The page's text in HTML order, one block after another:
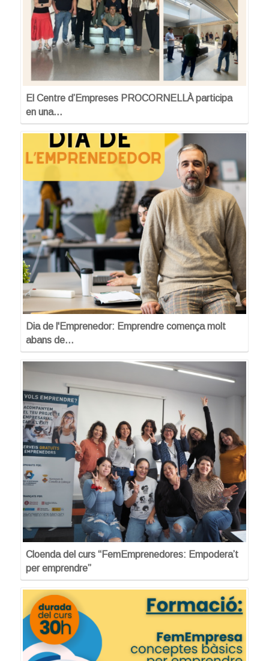
El Centre d’Empreses PROCORNELLÀ participa
en una…
Dia de l'Emprenedor: Emprendre comença molt
abans de…
Cloenda del curs “FemEmprenedores: Empodera’t
per emprendre”